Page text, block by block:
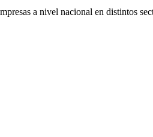
a nivel nacional en distintos